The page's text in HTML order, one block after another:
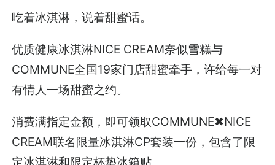
吃着冰淇淋，说着甜蜜话。
优质健康冰淇淋NICE CREAM奈似雪糕与
COMMUNE全国19家门店甜蜜牵手，许给每一对
有情人一场甜蜜之约。
消费满指定金额，即可领取COMMUNE✖NICE
CREAM联名限量冰淇淋CP套装一份，包含了限
定冰淇淋和限定杯垫冰箱贴。